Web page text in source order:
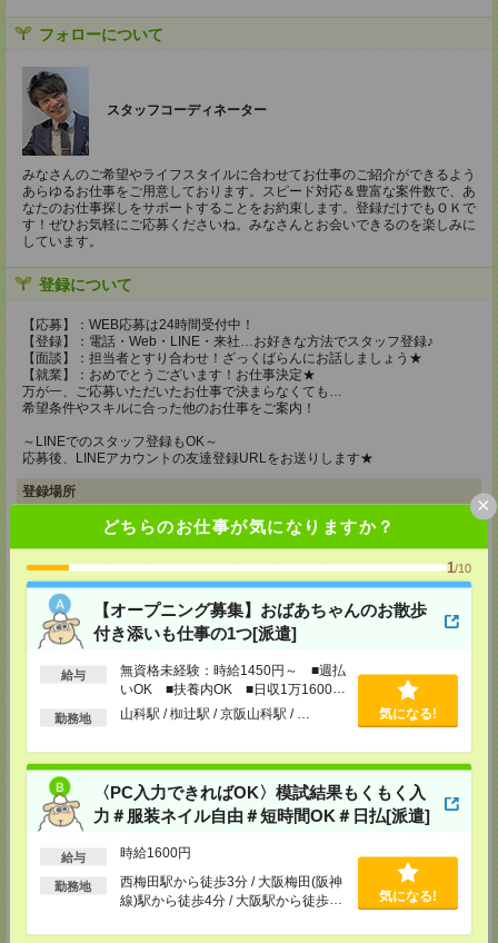
どちらのお仕事が気になりますか？
1/10
【オープニング募集】おばあちゃんのお散歩
付き添いも仕事の1つ[派遣]
給与
無資格未経験：時給1450円～ ■週払
いOK ■扶養内OK ■日収1万1600円
以上
勤務地 山科駅 / 椥辻駅 / 京阪山科駅 / … 気になる!
〈PC入力できればOK〉模試結果もくもく入
力＃服装ネイル自由＃短時間OK＃日払[派遣]
給与 時給1600円
勤務地
西梅田駅から徒歩3分 / 大阪梅田(阪神
線)駅から徒歩4分 / 大阪駅から徒歩4
気になる!
×
フォローについて
スタッフコーディネーター
みなさんのご希望やライフスタイルに合わせてお仕事のご紹介ができるよう
あらゆるお仕事をご用意しております。スピード対応＆豊富な案件数で、あ
なたのお仕事探しをサポートすることをお約束します。登録だけでもＯＫで
す！ぜひお気軽にご応募くださいね。みなさんとお会いできるのを楽しみに
しています。
登録について
【応募】：WEB応募は24時間受付中！
【登録】：電話・Web・LINE・来社…お好きな方法でスタッフ登録♪
【面談】：担当者とすり合わせ！ざっくばらんにお話しましょう★
【就業】：おめでとうございます！お仕事決定★
万が一、ご応募いただいたお仕事で決まらなくても…
希望条件やスキルに合った他のお仕事をご案内！
～LINEでのスタッフ登録もOK～
応募後、LINEアカウントの友達登録URLをお送りします★
登録場所
【MD京都支店】
〒604-8171
京都府京都市中京区虎屋町577-2 井門烏丸姉小路ビル3F
TEL：0120514202
担当：採用担当：内田
【MD大阪支店】
大阪府大阪市北区梅田1-11-4 大阪駅前第4ビル9F
TEL：0120514202
担当：採用担当：田中
〒543-0055
大阪府大阪市天王寺区悲田院町8-22 ニッセイ天王寺ビル5F
TEL：0120514202
担当：採用担当：渕上
【MD神戸支店】
兵庫県神戸市中央区京町69 三宮第一生命ビル11F
TEL：0120514202